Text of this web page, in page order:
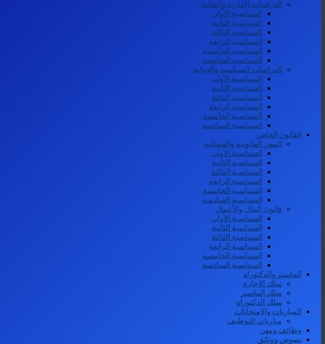
الدراسات الإدارية والمالية
السداسية الأولى
السداسية الثانية
السداسية الثالثة
السداسية الرابعة
السداسية الخامسة
السداسية السادسة
الدراسات السياسية والدولية
السداسية الأولى
السداسية الثانية
السداسية الثالثة
السداسية الرابعة
السداسية الخامسة
السداسية السادسة
القانون الخاص
المهن القانونية والقضائية
السداسية الأولى
السداسية الثانية
السداسية الثالثة
السداسية الرابعة
السداسية الخامسة
السداسية السادسة
قانون المال والأعمال
السداسية الأولى
السداسية الثانية
السداسية الثالثة
السداسية الرابعة
السداسية الخامسة
السداسية السادسة
الماستر والدكتوراة
سلك الإجازة
سلك الماستر
سلك الدكتوراه
المباريات والامتحانات
مباريات التوظيف
وظائف ومهن
نصوص ووثائق